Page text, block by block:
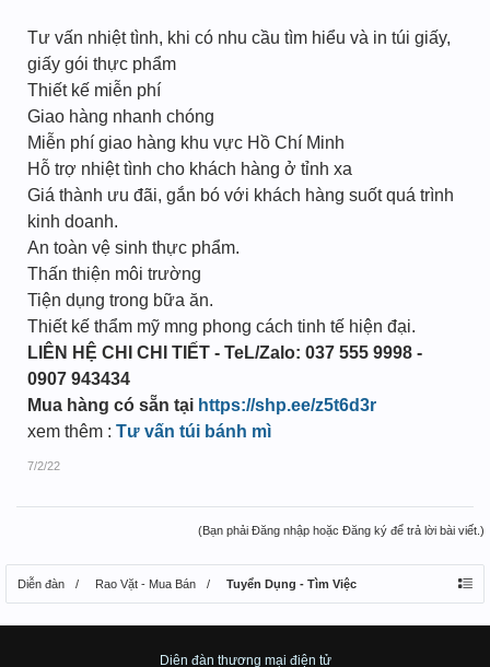
Tư vấn nhiệt tình, khi có nhu cầu tìm hiểu và in túi giấy,
giấy gói thực phẩm
Thiết kế miễn phí
Giao hàng nhanh chóng
Miễn phí giao hàng khu vực Hồ Chí Minh
Hỗ trợ nhiệt tình cho khách hàng ở tỉnh xa
Giá thành ưu đãi, gắn bó với khách hàng suốt quá trình
kinh doanh.
An toàn vệ sinh thực phẩm.
Thấn thiện môi trường
Tiện dụng trong bữa ăn.
Thiết kế thẩm mỹ mng phong cách tinh tế hiện đại.
LIÊN HỆ CHI CHI TIẾT - TeL/Zalo: 037 555 9998 -
0907 943434
Mua hàng có sẵn tại https://shp.ee/z5t6d3r
xem thêm : Tư vấn túi bánh mì
7/2/22
(Bạn phải Đăng nhập hoặc Đăng ký để trả lời bài viết.)
Diễn đàn Rao Vặt - Mua Bán Tuyển Dụng - Tìm Việc
Diên đàn thương mại điện tử